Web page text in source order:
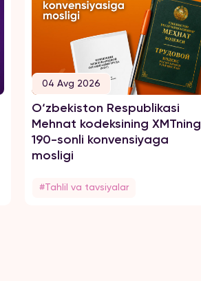
04 Avg 2026
O‘zbekiston Respublikasi
Mehnat kodeksining XMTning
190-sonli konvensiyaga
mosligi
#Tahlil va tavsiyalar